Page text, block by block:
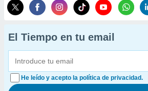
El Tiempo en tu email
He leído y acepto la política de privacidad.